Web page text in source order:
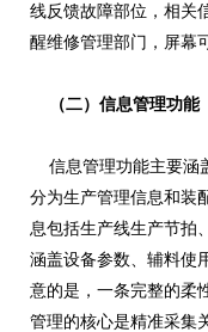
线反馈故障部位，相关
醒维修管理部门，屏幕
（二）信息管理功能
信息管理功能主要涵
分为生产管理信息和装
息包括生产线生产节拍
涵盖设备参数、辅料使
意的是，一条完整的柔
管理的核心是精准采集